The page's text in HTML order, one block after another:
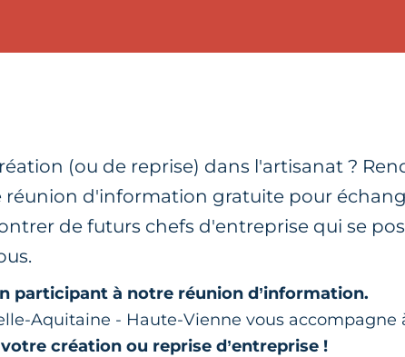
(ou de reprise) dans l'artisanat ?
réunion d'information gratuite pour
de futurs chefs d'entreprise qui se
participant à notre réunion d’information.
Aquitaine - Haute-Vienne vous accompagne
création ou reprise d’entreprise !